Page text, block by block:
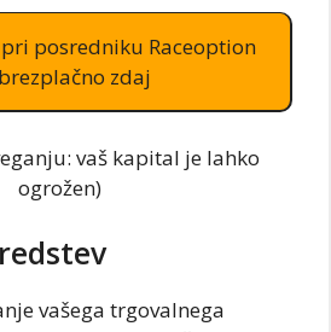
posredniku Raceoption
brezplačno zdaj
vaš kapital je lahko
ogrožen)
vašega trgovalnega